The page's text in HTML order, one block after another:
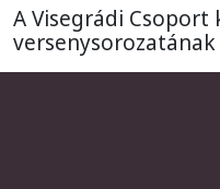
A Visegrádi Csoport
versenysorozatának